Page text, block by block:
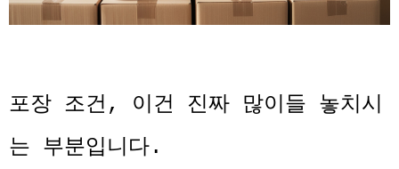
포장 조건, 이건 진짜 많이들 놓치시
는 부분입니다.